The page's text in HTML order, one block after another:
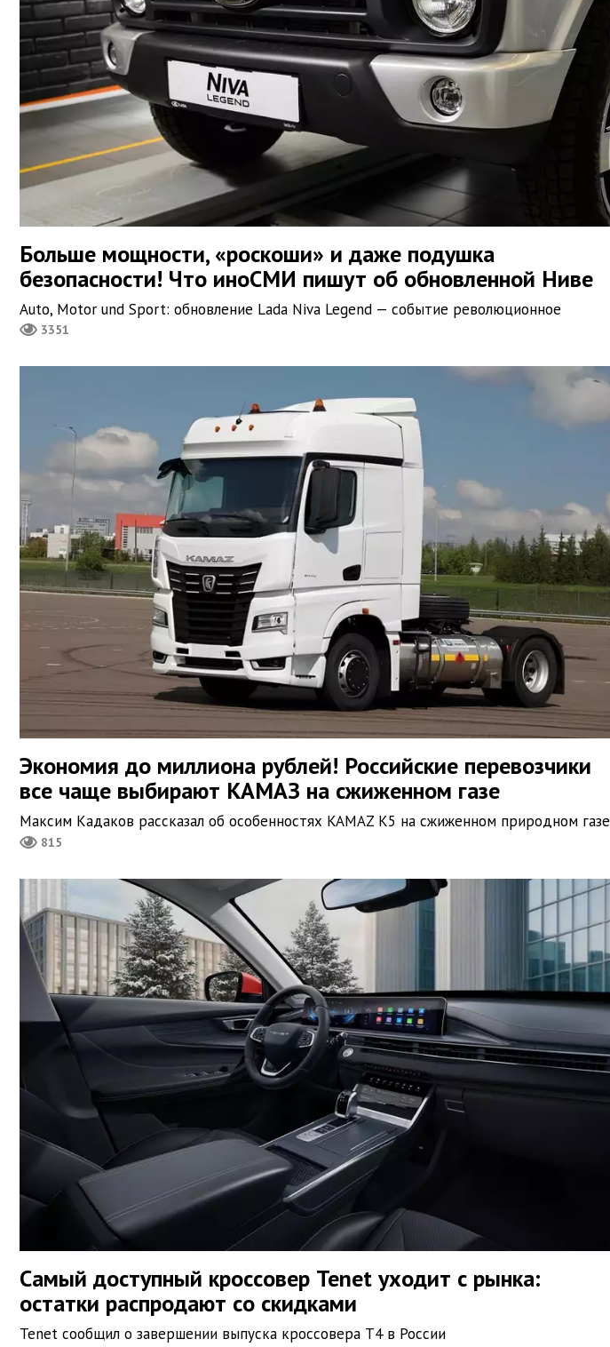
Больше мощности, «роскоши» и даже подушка
безопасности! Что иноСМИ пишут об обновленной Ниве
Auto, Motor und Sport: обновление Lada Niva Legend — событие революционное
3351
Экономия до миллиона рублей! Российские перевозчики
все чаще выбирают КАМАЗ на сжиженном газе
Максим Кадаков рассказал об особенностях KAMAZ K5 на сжиженном природном газе
815
Самый доступный кроссовер Tenet уходит с рынка:
остатки распродают со скидками
Tenet сообщил о завершении выпуска кроссовера T4 в России